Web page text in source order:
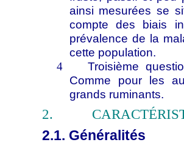
ainsi mesurées se
compte des biais
prévalence de la
cette population.
4
Troisième
Comme pour les
grands ruminants.
2.
2.1. Généralités